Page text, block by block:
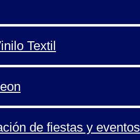
Textil
de fiestas y eventos